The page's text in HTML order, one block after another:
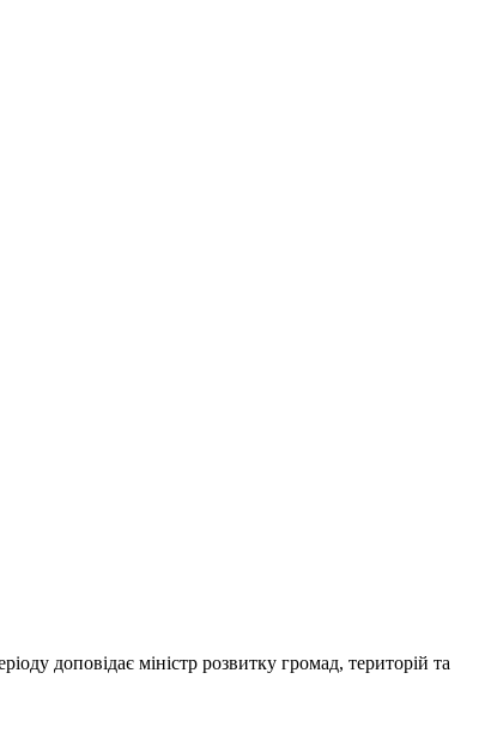
доповідає міністр розвитку громад, територій та